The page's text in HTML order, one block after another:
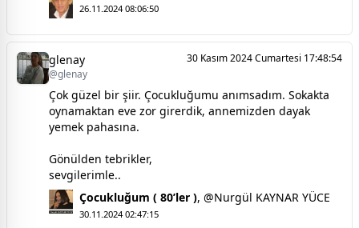
26.11.2024 08:06:50
glenay
@glenay
30 Kasım 2024 Cumartesi 17:48:54
Çok güzel bir şiir. Çocukluğumu anımsadım. Sokakta
oynamaktan eve zor girerdik, annemizden dayak
yemek pahasına.
Gönülden tebrikler,
sevgilerimle..
Çocukluğum ( 80’ler ), @Nurgül KAYNAR YÜCE
30.11.2024 02:47:15